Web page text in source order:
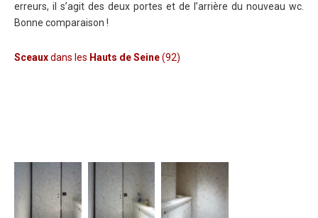
erreurs, il s’agit des deux portes et de l’arrière du nouveau wc.
Bonne comparaison !
Sceauxdans les Hauts de Seine(92)